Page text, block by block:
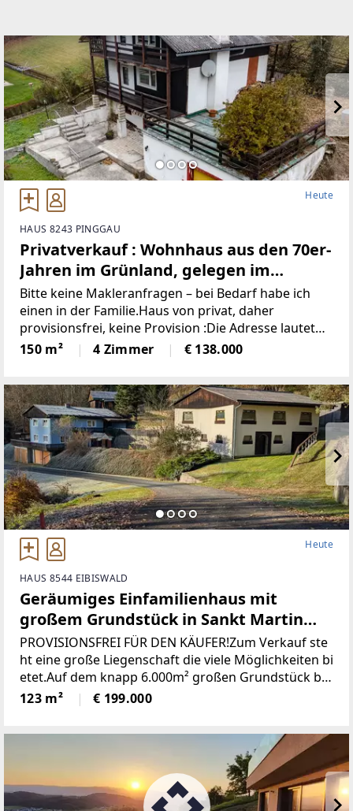
Heute
HAUS 8243 PINGGAU
Privatverkauf : Wohnhaus aus den 70er-
Jahren im Grünland, gelegen im
idyllischen Wechselgebiet
(Provisionsfrei)
Bitte keine Makleranfragen – bei Bedarf habe ich
einen in der Familie.Haus von privat, daher
provisionsfrei, keine Provision :Die Adresse lautet
“8243 Pinggau, Wiesenhöf 43“. Achtung : in
manchen Navis(auch
150 m² 4 Zimmer € 138.000
Heute
HAUS 8544 EIBISWALD
Geräumiges Einfamilienhaus mit
großem Grundstück in Sankt Martin
(Provisionsfrei)
PROVISIONSFREI FÜR DEN KÄUFER!Zum Verkauf ste
ht eine große Liegenschaft die viele Möglichkeiten bi
etet.Auf dem knapp 6.000m² großen Grundstück be
findet sich ein Wohngebäude bestehend aus derzeit
zwei getrennten Wohnungen, einem großen zweist
t angrenzendem Pool / Teich.* Das gesamte Grunds
tück wurde neu vermessen und ist im Grenzkataster
eingetragen.* Sämtliche Gebäude wurden neu Bau
bewilligt* Neuer Hauptstromanschluss sowie ein ne
123 m² € 199.000